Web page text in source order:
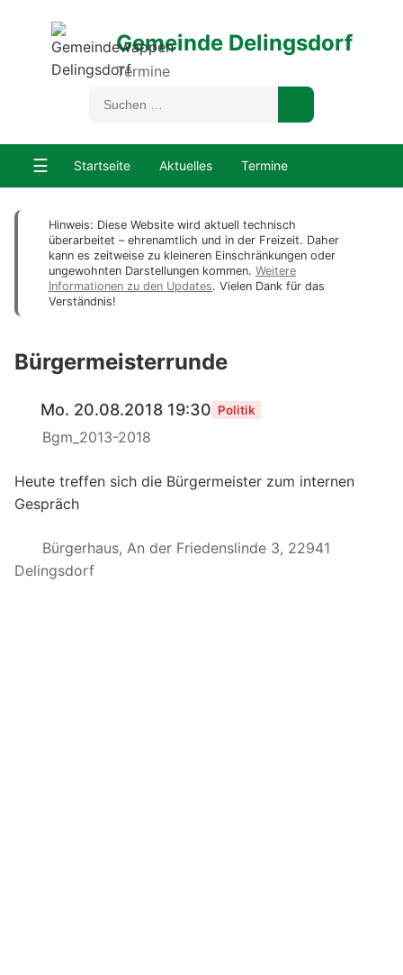
Gemeinde Delingsdorf
Termine
☰ Startseite Aktuelles Termine
Hinweis: Diese Website wird aktuell technisch
überarbeitet – ehrenamtlich und in der Freizeit. Daher
kann es zeitweise zu kleineren Einschränkungen oder
ungewohnten Darstellungen kommen. Weitere
Informationen zu den Updates. Vielen Dank für das
Verständnis!
Bürgermeisterrunde
Mo. 20.08.2018 19:30 Politik
Bgm_2013-2018
Heute treffen sich die Bürgermeister zum internen
Gespräch
Bürgerhaus, An der Friedenslinde 3, 22941
Delingsdorf